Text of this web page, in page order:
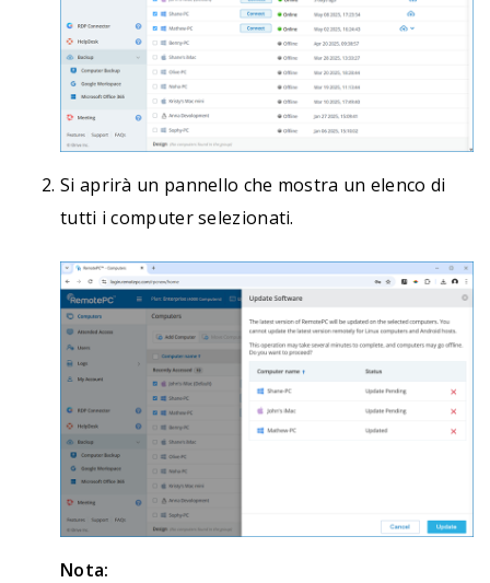
Si aprirà un pannello che mostra un elenco di
tutti i computer selezionati.
Nota: